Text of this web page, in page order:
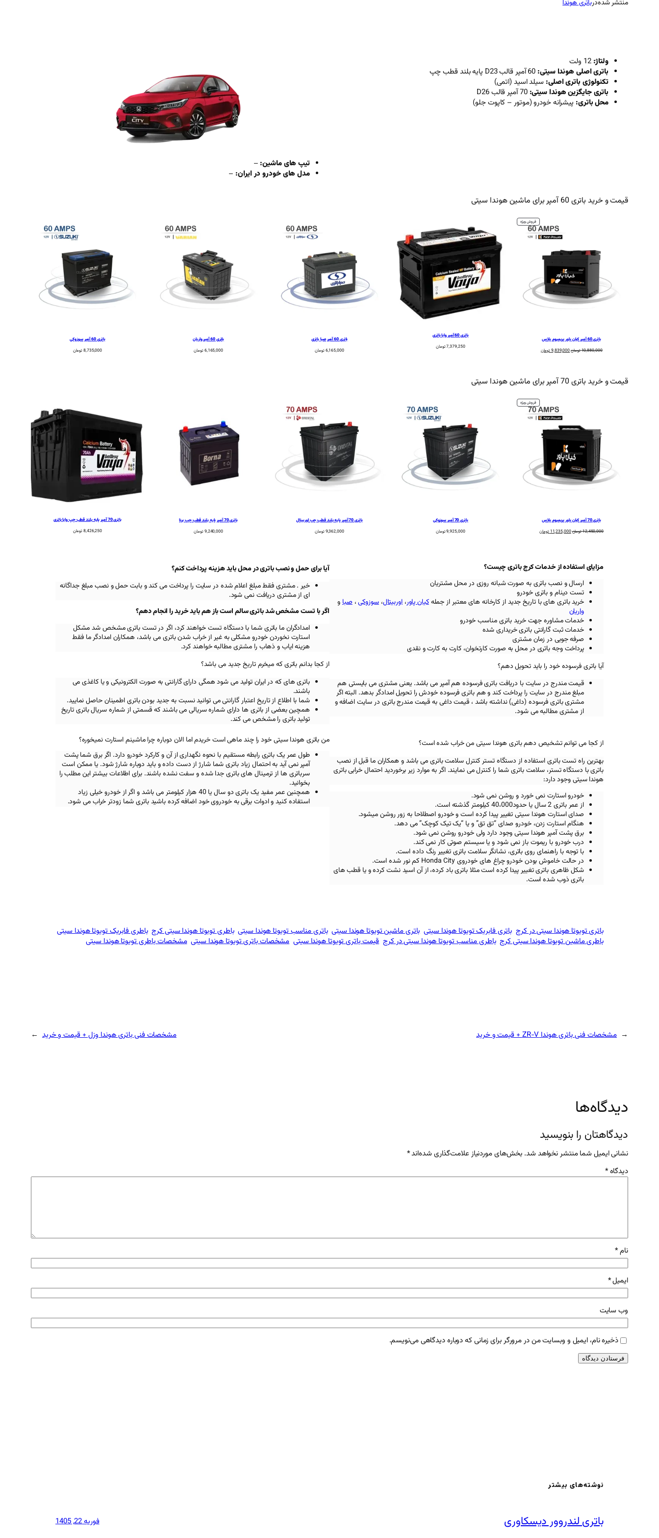
منتشر شدهدرباتری هوندا
ولتاژ: 12 ولت
باتری اصلی هوندا سیتی:
تکنولوژی باتری اصلی: سیلد اسید (اتمی)
باتری جایگزین هوندا سیتی: 70 آمپر قالب D26
محل باتری: پیشرانه خودرو (موتور – کاپوت جلو)
تیپ های ماشین: –
مدل های خودرو در ایران: –
قیمت و خرید باتری 60 آمپر برای ماشین هوندا سیتی
فروش ویژهمحصول
تخفیف
باتری 60 آمپر کیان پاور پریمیوم پلاس
10,880,000تومانقیمت
9,839,000تومانقیمت
باتری 60 آمپر وایا باتری
7,379,250تومان
باتری 60 آمپر صبا باتری
6,165,000تومان
باتری 60 آمپر واریان
6,165,000تومان
باتری 60 آمپر سوزوکی
8,735,000تومان
قیمت و خرید باتری 70 آمپر برای ماشین هوندا سیتی
فروش ویژهمحصول
تخفیف
باتری 70 آمپر کیان پاور پریمیوم پلاس
12,450,000تومانقیمت
11,235,000تومانقیمت
باتری 70 آمپر سوزوکی
9,925,000تومان
باتری 70 آمپر پایه بلند قطب چپ اوربیتال
9,362,000تومان
باتری 70 آمپر پایه بلند قطب چپ برنا
9,240,000تومان
باتری 70 آمپر پایه بلند قطب چپ وایا باتری
8,426,250تومان
مزایای استفاده از خدمات کرج باتری چیست؟
ارسال و نصب باتری به صورت شبانه روزی در محل مشتریان
تست دینام و باتری خودرو
خرید باتری های با تاریخ جدید از کارخانه های معتبراز جملهکیان پاور،اوربیتال،سوزوکی،صباو
واریان
خدمات مشاوره جهت خرید باتری مناسب خودرو
خدمات ثبت گارانتی باتری خریداری شده
صرفه جویی در زمان مشتری
پرداخت وجه باتری در محل به صورت کارتخوان، کارت به کارت و نقدی
آیا باتری فرسوده خود را باید تحویل دهم؟
قیمت مندرج در سایت با دریافت باتری فرسوده هم آمپر می باشد. یعنی مشتری می بایستی هم
مبلغ مندرج در سایت را پرداخت کند و هم باتری فرسوده خودش را تحویل امدادگر بدهد. البته اگر
مشتری باتری فرسوده (داغی) نداشته باشد ، قیمت داغی به قیمت مندرج باتری در سایت اضافه و
از مشتری مطالبه می شود.
آیا برای حمل و نصب باتری در محل باید هزینه پرداخت کنم؟
خیر . مشتری فقط مبلغ اعلام شده در سایت را پرداخت می کند و بابت حمل و نصب مبلغ جداگانه
ای از مشتری دریافت نمی شود.
اگر با تست مشخص شد باتری سالم است باز هم باید خرید را انجام دهم؟
امدادگران ما باتری شما با دستگاه تست خواهند کرد، اگر در تست باتری مشخص شد مشکل
استارت نخوردن خودرو مشکلی به غیر از خراب شدن باتری می باشد، همکاران امدادگر ما فقط
هزینه ایاب و ذهاب را مشتری مطالبه خواهند کرد.
از کجا بدانم باتری که میخرم تاریخ جدید می باشد؟
باتری های که در ایران تولید می شود همگی دارای گارانتی به صورت الکترونیکی و یا کاغذی می
باشند.
شما با اطلاع از تاریخ اعتبار گارانتی می توانید نسبت به جدید بودن باتری اطمینان حاصل نمایید.
همچین بعضی از باتری ها دارای شماره سریالی می باشند که قسمتی از شماره سریال باتری تاریخ
تولید باتری را مشخص می کند.
از کجا می توانم تشخیص دهم باتری هوندا سیتی من خراب شده است؟
بهترین راه تست باتری استفاده از دستگاه تستر کنترل سلامت باتری می باشد و همکاران ما قبل از نصب
باتری با دستگاه تستر، سلامت باتری شما را کنترل می نمایند. اگر به موارد زیر برخوردید احتمال خرابی باتری
هوندا سیتیوجود دارد:
خودرو استارت نمی خورد و روشن نمی شود.
از عمر باتری 2 سال یا حدود40،000 کیلومتر گذشته است.
صدای استارت هوندا سیتیتغییر پیدا کرده است و خودرو اصطلاحا به زور روشن میشود.
هنگام استارت زدن، خودرو صدای “تق تق” و یا “یک تیک کوچک” می دهد.
برق پشت آمپر هوندا سیتیوجود دارد ولی خودرو روشن نمی شود.
درب خودرو با ریموت باز نمی شود و یا سیستم صوتی کار نمی کند.
با توجه با راهنمای روی باتری، نشانگر سلامت باتری تغییر رنگ داده است.
در حالت خاموش بودن خودرو چراغ های خودروی Honda City
کم نور شده است.
شکل ظاهری باتری تغییر پیدا کرده است مثلا باتری باد کرده، از آن اسید نشت کرده و یا قطب های
باتری ذوب شده است.
من باتری هوندا سیتی خود را چند ماهی است خریدم اما الان دوباره چرا ماشینم استارت نمیخوره؟
طول عمر یک باتری رابطه مستقیم با نحوه نگهداری از آن و کارکرد خودرو دارد. اگر برق شما پشت
آمپر نمی آید به احتمال زیاد باتری شما شارژ از دست داده و باید دوباره شارژ شود. یا ممکن است
سرباتری ها از ترمینال های باتری جدا شده و سفت نشده باشند. برای اطلاعات بیشتر این مطلب را
بخوانید.
همچنین عمر مفید یک باتری دو سال یا 40 هزار کیلومتر می باشد و اگر از خودرو خیلی زیاد
استفاده کنید و ادوات برقی به خودروی خود اضافه کرده باشید باتری شما زودتر خراب می شود.
باتری تویوتا هوندا سیتی در کرج باتری فابریک تویوتا هوندا سیتی باتری ماشین تویوتا هوندا سیتی باتری مناسب تویوتا هوندا سیتی باطری تویوتا هوندا سیتی کرج باطری فابریک تویوتا هوندا سیتی
باطری ماشین تویوتا هوندا سیتی کرج باطری مناسب تویوتا هوندا سیتی در کرج قیمت باتری تویوتا هوندا سیتی مشخصات باتری تویوتا هوندا سیتی مشخصات باطری تویوتا هوندا سیتی
← مشخصات فنی باتری هوندا ZR-V + قیمت و خرید مشخصات فنی باتری هوندا وزل + قیمت و خرید →
دیدگاه‌ها
دیدگاهتان را بنویسید
نشانی ایمیل شما منتشر نخواهد شد. بخش‌های موردنیاز علامت‌گذاری شده‌اند*
دیدگاه*
نام*
ایمیل*
وب‌ سایت
ذخیره نام، ایمیل و وبسایت من در مرورگر برای زمانی که دوباره دیدگاهی می‌نویسم.
نوشته‌های بیشتر
باتری لندروور دیسکاوری فوریه 22, 1405